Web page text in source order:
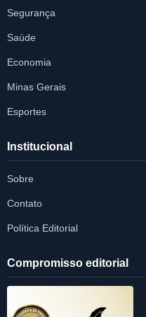
Segurança
Saúde
Economia
Minas Gerais
Esportes
Institucional
Sobre
Contato
Política Editorial
Compromisso editorial